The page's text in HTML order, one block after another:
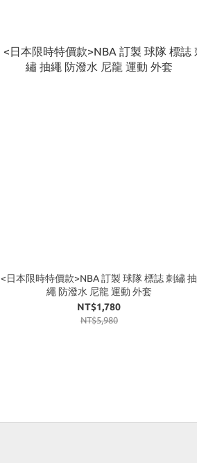
<日本限時特價款>NBA 訂製 球隊 標誌 刺繡 抽
繩 防潑水 尼龍 運動 外套
NT$1,780
NT$5,980